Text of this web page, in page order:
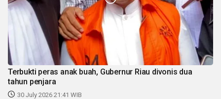
Terbukti peras anak buah, Gubernur Riau divonis dua
tahun penjara
30 July 2026 21:41 WIB